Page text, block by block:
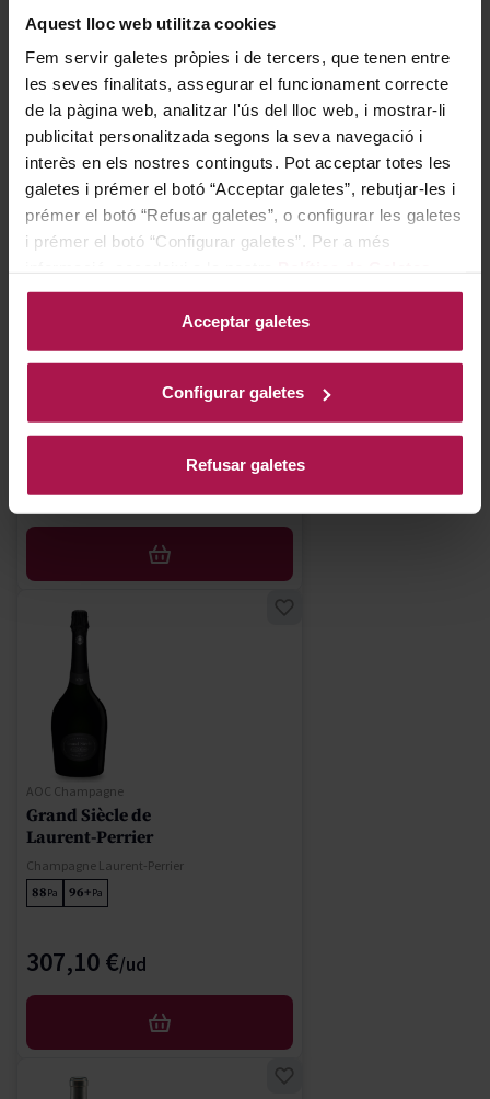
Aquest lloc web utilitza cookies
Fem servir galetes pròpies i de tercers, que tenen entre
les seves finalitats, assegurar el funcionament correcte
de la pàgina web, analitzar l'ús del lloc web, i mostrar-li
publicitat personalitzada segons la seva navegació i
interès en els nostres continguts. Pot acceptar totes les
galetes i prémer el botó “Acceptar galetes”, rebutjar-les i
prémer el botó “Refusar galetes”, o configurar les galetes
i prémer el botó “Configurar galetes”. Per a més
Acceptar galetes
Configurar galetes
Refusar galetes
284,00 €
AFEGIR
Grans Muralles
94Pe 94Wi
188,00 €
AFEGIR
AOC Champagne
Grand Siècle de
Laurent-Perrier
Champagne Laurent-Perrier
88Pa 96+Pa
307,10 €
AFEGIR